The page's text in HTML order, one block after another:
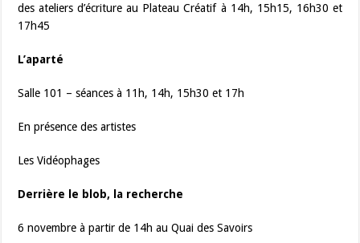
des ateliers d’écriture au Plateau Créatif à 14h, 15h15, 16h30 et
17h45
L’aparté
Salle 101 – séances à 11h, 14h, 15h30 et 17h
En présence des artistes
Les Vidéophages
Derrière le blob, la recherche
6 novembre à partir de 14h au Quai des Savoirs